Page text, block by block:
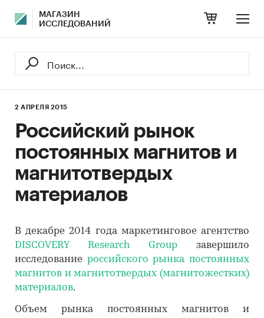
МАГАЗИН
ИССЛЕДОВАНИЙ
2 АПРЕЛЯ 2015
Российский рынок
постоянных магнитов и
магнитотвердых
материалов
В декабре 2014 года маркетинговое агентство
DISCOVERY Research Group завершило
исследование российского рынка постоянных
магнитов и магнитотвердых (магнитожестких)
материалов.
Объем рынка постоянных магнитов и